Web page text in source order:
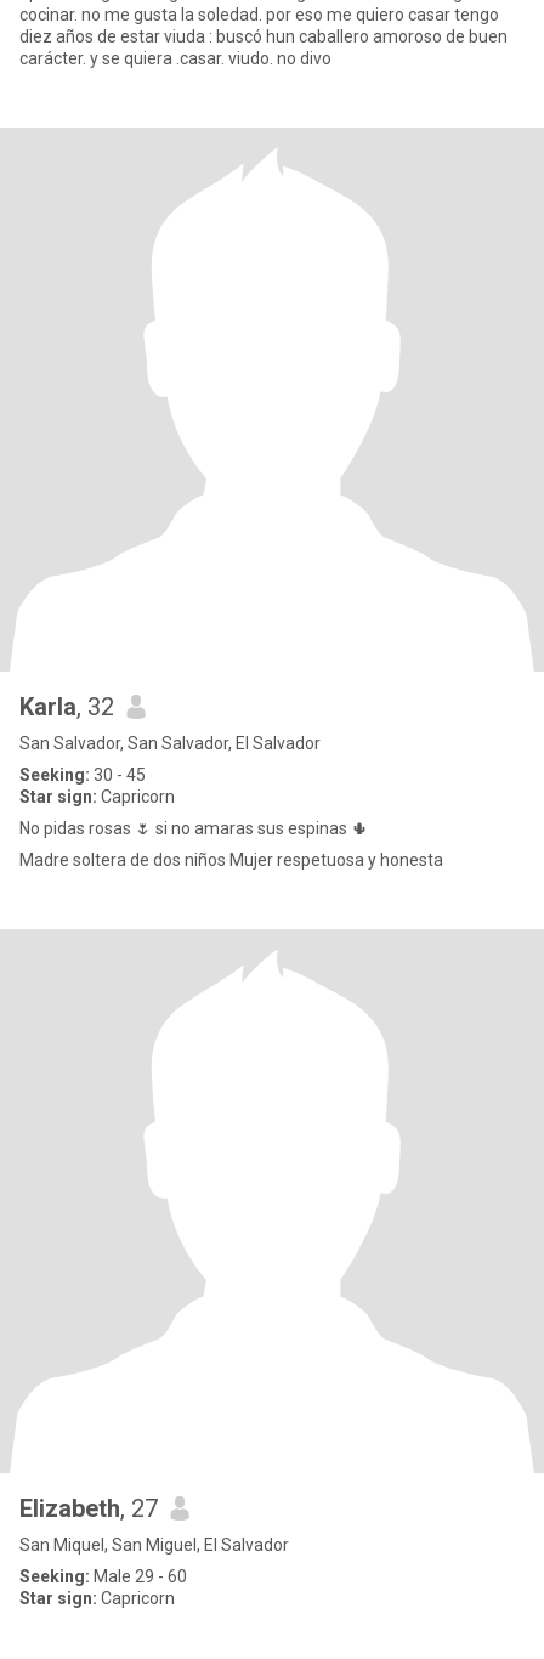
cocinar. no me gusta la soledad. por eso me quiero casar tengo
diez años de estar viuda : buscó hun caballero amoroso de buen
carácter. y se quiera .casar. viudo. no divo
Karla, 32
San Salvador, San Salvador, El Salvador
Seeking: 30 - 45
Star sign: Capricorn
No pidas rosas 🌷 si no amaras sus espinas 🌵
Madre soltera de dos niños Mujer respetuosa y honesta
Elizabeth, 27
San Miquel, San Miguel, El Salvador
Seeking: Male 29 - 60
Star sign: Capricorn